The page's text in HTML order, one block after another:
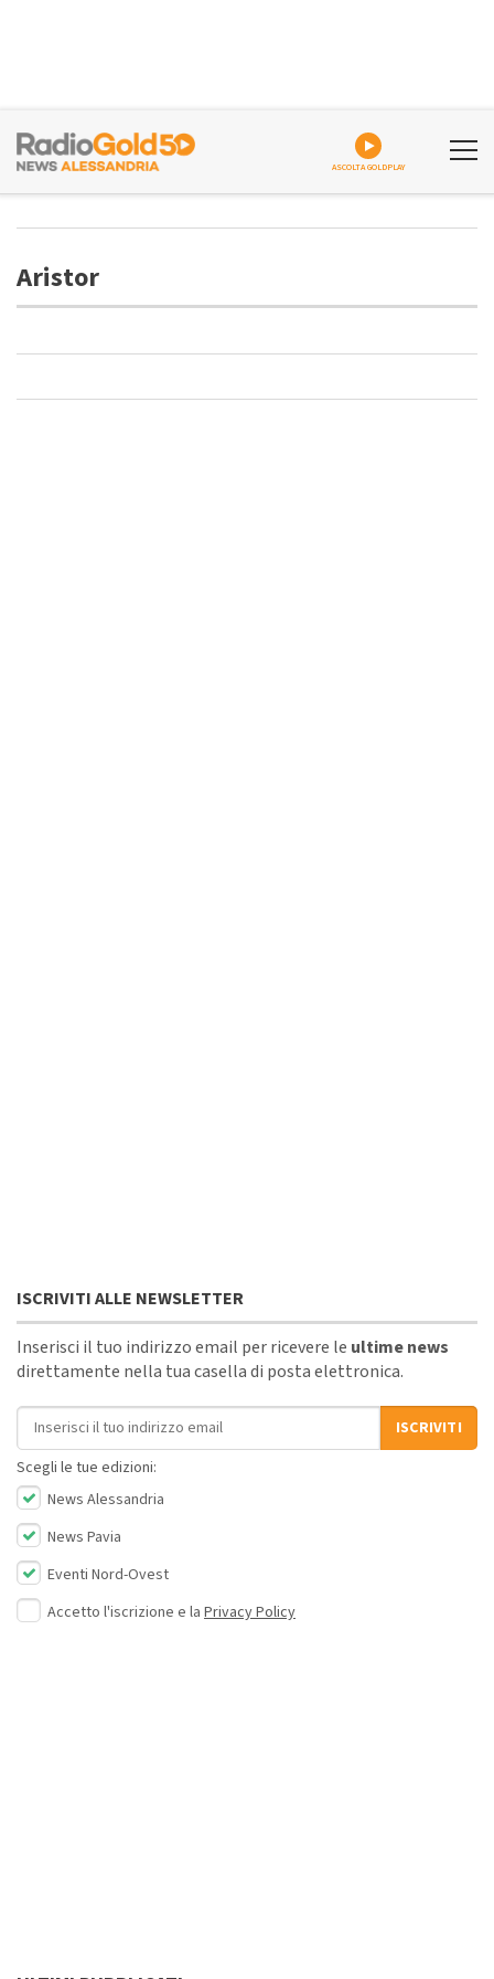
ASCOLTA GOLDPLAY
Aristor
ISCRIVITI ALLE NEWSLETTER
Inserisci il tuo indirizzo email per ricevere le ultime news
direttamente nella tua casella di posta elettronica.
Indirizzo email
ISCRIVITI
Scegli le tue edizioni:
News Alessandria
News Pavia
Eventi Nord-Ovest
Accetto l'iscrizione e la Privacy Policy